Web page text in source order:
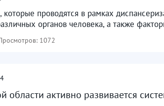
которые проводятся в рамках
органов человека, а также
1072
области активно развивается